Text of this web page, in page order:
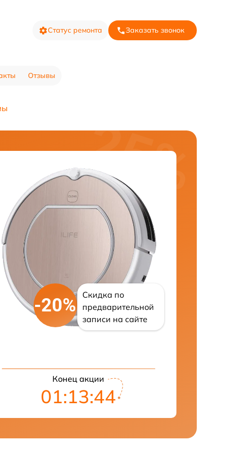
Статус ремонта Заказать звонок
Отзывы
-20%
Скидка по
предварительной
записи на сайте
Конец акции
01:13:43